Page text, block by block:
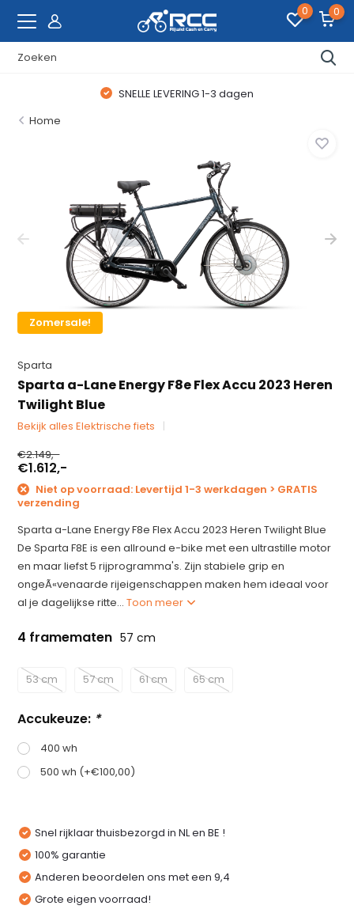
0 0
SNELLE LEVERING 1-3 dagen
Home
Zomersale!
Sparta
Sparta a-Lane Energy F8e Flex Accu 2023 Heren
Twilight Blue
Bekijk alles Elektrische fiets
€2.149,-
€1.612,-
Niet op voorraad: Levertijd 1-3 werkdagen > GRATIS
verzending
Sparta a-Lane Energy F8e Flex Accu 2023 Heren Twilight Blue
De Sparta F8E is een allround e-bike met een ultrastille motor
en maar liefst 5 rijprogramma's. Zijn stabiele grip en
ongeÃ«venaarde rijeigenschappen maken hem ideaal voor
al je dagelijkse ritte...Toon meer
4 framematen 57 cm
53 cm 57 cm 61 cm 65 cm
Accukeuze: *
400 wh
500 wh (+€100,00)
Snel rijklaar thuisbezorgd in NL en BE !
100% garantie
Anderen beoordelen ons met een 9,4
Grote eigen voorraad!